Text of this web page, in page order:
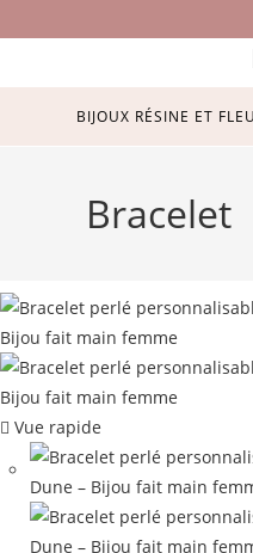
BIJOUX RÉSINE ET
Bracelet
Vue rapide